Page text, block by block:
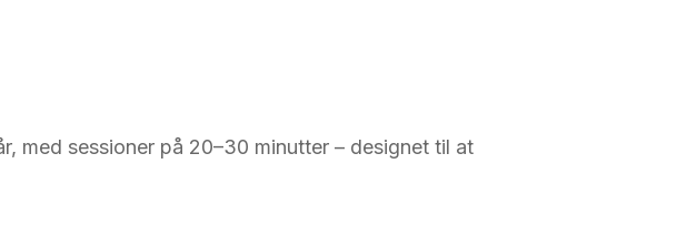
sessioner på 20–30 minutter – designet til at